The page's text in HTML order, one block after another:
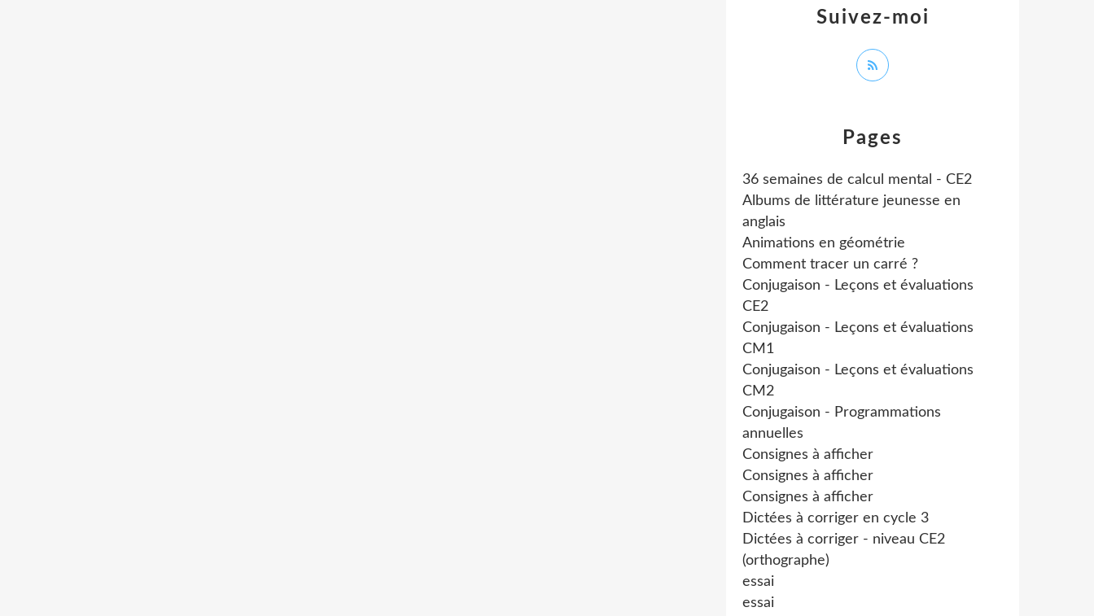
Pages
36 semaines de calcul mental - CE2
Albums de littérature jeunesse en
anglais
Animations en géométrie
Comment tracer un carré ?
Conjugaison - Leçons et évaluations
CE2
Conjugaison - Leçons et évaluations
CM1
Conjugaison - Leçons et évaluations
CM2
Conjugaison - Programmations
annuelles
Consignes à afficher
Consignes à afficher
Consignes à afficher
Dictées à corriger en cycle 3
Dictées à corriger - niveau CE2
(orthographe)
essai
essai
Suivez-moi